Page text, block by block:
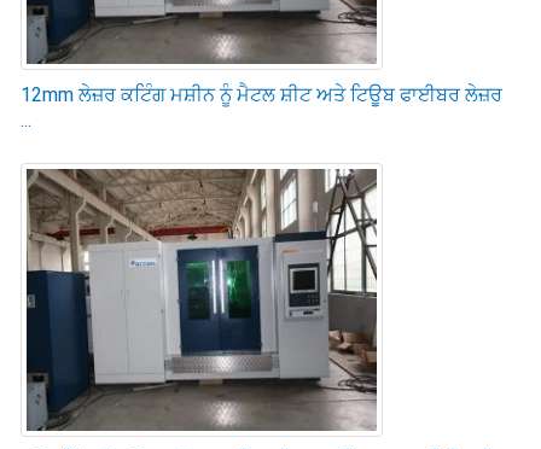
12mm ਲੇਜ਼ਰ ਕਟਿੰਗ ਮਸ਼ੀਨ ਨੂੰ ਮੈਟਲ ਸ਼ੀਟ ਅਤੇ ਟਿਊਬ ਫਾਈਬਰ ਲੇਜ਼ਰ
...